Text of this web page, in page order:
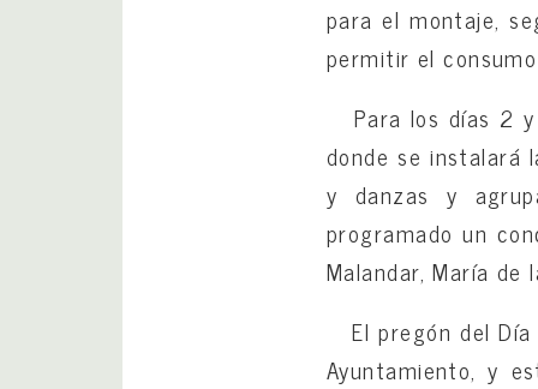
para el montaje,
permitir el
Para los días 2 y
donde se instalará
y danzas y
programado un
Malandar, María de
El pregón del
Ayuntamiento, y